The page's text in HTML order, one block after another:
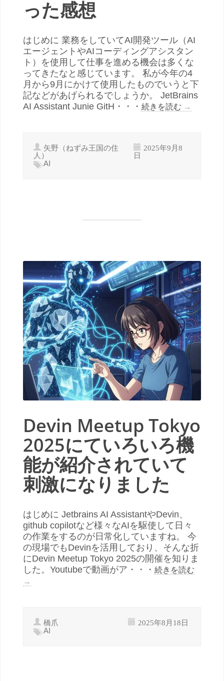
った感想
はじめに 業務をしていてAI開発ツール（AI
エージェントやAIコーディングアシスタン
ト）を使用して仕事を進める機会は多くな
ってきたなと感じています。 私が今年の4
月から9月にかけて使用したものでいうと下
記などがあげられるでしょうか。 JetBrains
AI Assistant Junie GitH・・・ 続きを読む →
矢野（ねずみ王国の住
人）
2025年9月8
日
AI
Devin Meetup Tokyo
2025にていろいろ機
能が紹介されていて
刺激になりました
はじめに Jetbrains AI AssistantやDevin、
github copilotなど様々なAIを駆使して日々
の作業をするのが日常化していますね。 今
の現場でもDevinを活用しており、そんな折
にDevin Meetup Tokyo 2025の開催を知りま
した。Youtubeで動画がア・・・ 続きを読む
→
橋爪 2025年8月18日
AI